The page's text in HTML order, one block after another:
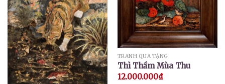
TRANH QUÀ TẶNG
Thì Thầm Mùa Thu
12.000.000₫